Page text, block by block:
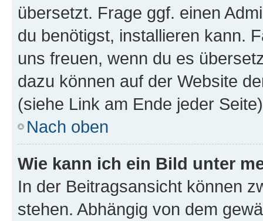
übersetzt. Frage ggf. einen
du benötigst, installieren kann.
uns freuen, wenn du es
dazu können auf der Website
(siehe Link am Ende jeder
Nach oben
Wie kann ich ein Bild unter
In der Beitragsansicht können
stehen. Abhängig von dem